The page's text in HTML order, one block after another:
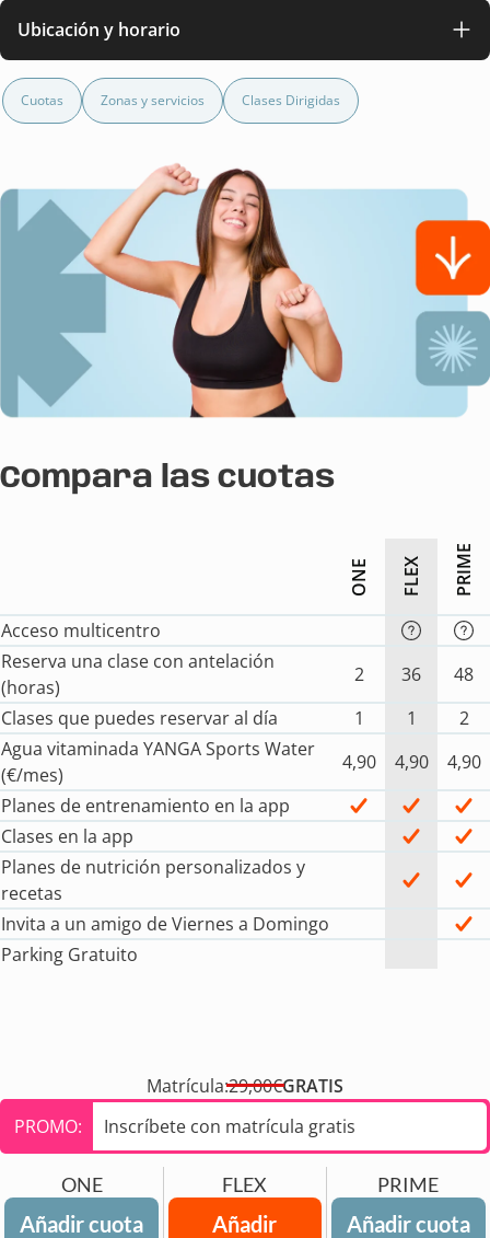
Ubicación y horario
Cuotas Zonas y servicios Clases Dirigidas
Compara las cuotas
ONE FLEX PRIME
Acceso multicentro
Reserva una clase con antelación
(horas)
2 36
48
Clases que puedes reservar al día
1 1
2
Agua vitaminada YANGA Sports Water
(€/mes)
4,90 4,90
4,90
Planes de entrenamiento en la app
Clases en la app
Planes de nutrición personalizados y
recetas
Invita a un amigo de Viernes a Domingo
Parking Gratuito
Matrícula:29,00€GRATIS
PROMO:
Inscríbete con matrícula gratis
ONE
Añadir cuota
FLEX
Añadir
PRIME
Añadir cuota